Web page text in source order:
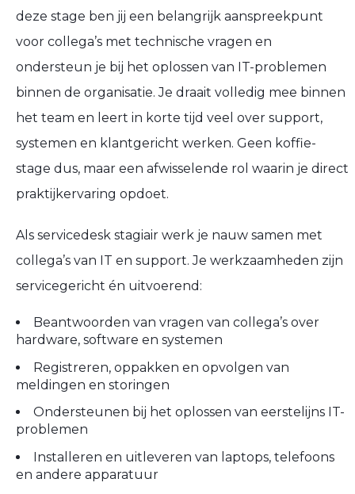
deze stage ben jij een belangrijk aanspreekpunt
voor collega’s met technische vragen en
ondersteun je bij het oplossen van IT-problemen
binnen de organisatie. Je draait volledig mee binnen
het team en leert in korte tijd veel over support,
systemen en klantgericht werken. Geen koffie-
stage dus, maar een afwisselende rol waarin je direct
praktijkervaring opdoet.
Als servicedesk stagiair werk je nauw samen met
collega’s van IT en support. Je werkzaamheden zijn
servicegericht én uitvoerend:
Beantwoorden van vragen van collega’s over
hardware, software en systemen
Registreren, oppakken en opvolgen van
meldingen en storingen
Ondersteunen bij het oplossen van eerstelijns IT-
problemen
Installeren en uitleveren van laptops, telefoons
en andere apparatuur